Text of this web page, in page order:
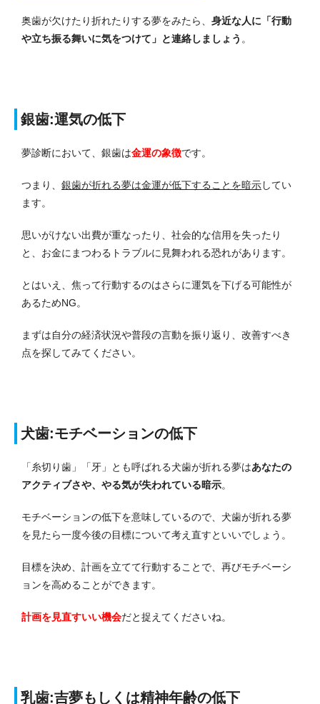
奥歯が欠けたり折れたりする夢をみたら、 身近な人に「行動
や立ち振る舞いに気をつけて」と連絡しましょう 。
銀歯:運気の低下
夢診断において、銀歯は金運の象徴です。
つまり、 銀歯が折れる夢は金運が低下することを暗示してい
ます。
思いがけない出費が重なったり、社会的な信用を失ったり
と、お金にまつわるトラブルに見舞われる恐れがあります。
とはいえ、焦って行動するのはさらに運気を下げる可能性が
あるためNG。
まずは自分の経済状況や普段の言動を振り返り、改善すべき
点を探してみてください。
犬歯:モチベーションの低下
「糸切り歯」「牙」とも呼ばれる犬歯が折れる夢はあなたの
アクティブさや、やる気が失われている暗示。
モチベーションの低下を意味しているので、犬歯が折れる夢
を見たら一度今後の目標について考え直すといいでしょう。
目標を決め、計画を立てて行動することで、再びモチベーシ
ョンを高めることができます。
計画を見直すいい機会だと捉えてくださいね。
乳歯:吉夢もしくは精神年齢の低下